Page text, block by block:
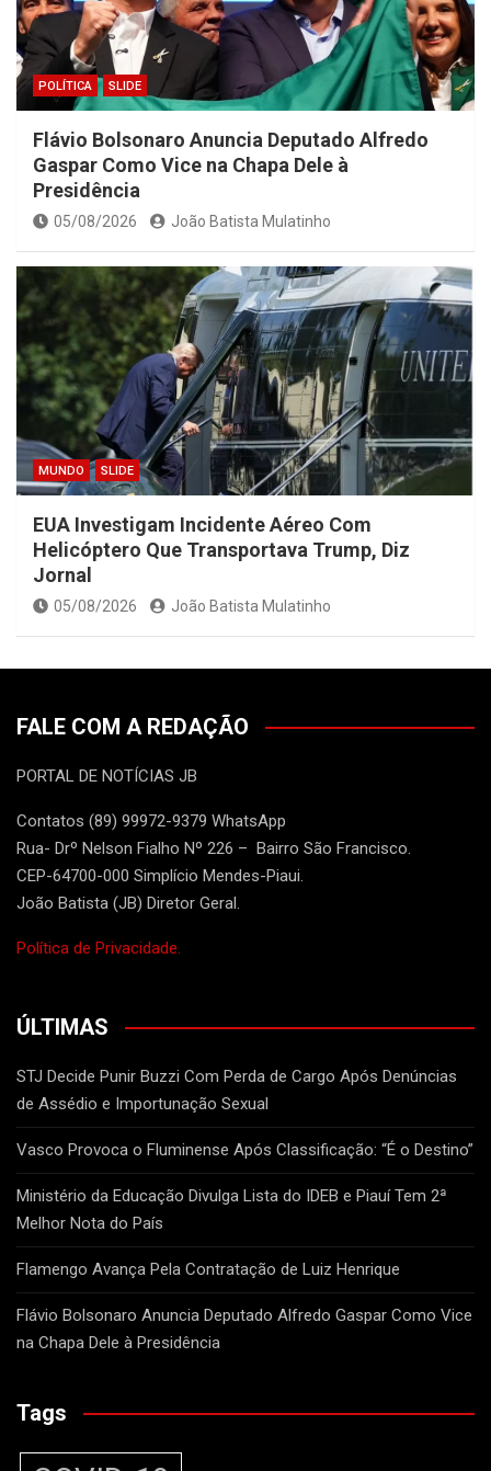
POLÍTICA SLIDE
Flávio Bolsonaro Anuncia Deputado Alfredo
Gaspar Como Vice na Chapa Dele à
Presidência
05/08/2026 João Batista Mulatinho
MUNDO SLIDE
EUA Investigam Incidente Aéreo Com
Helicóptero Que Transportava Trump, Diz
Jornal
05/08/2026 João Batista Mulatinho
FALE COM A REDAÇÃO
PORTAL DE NOTÍCIAS JB
Contatos (89) 99972-9379 WhatsApp
Rua- Drº Nelson Fialho Nº 226 – Bairro São Francisco.
CEP-64700-000 Simplício Mendes-Piaui.
João Batista (JB) Diretor Geral.
Política de Privacidade.
ÚLTIMAS
STJ Decide Punir Buzzi Com Perda de Cargo Após Denúncias
de Assédio e Importunação Sexual
Vasco Provoca o Fluminense Após Classificação: “É o Destino”
Ministério da Educação Divulga Lista do IDEB e Piauí Tem 2ª
Melhor Nota do País
Flamengo Avança Pela Contratação de Luiz Henrique
Flávio Bolsonaro Anuncia Deputado Alfredo Gaspar Como Vice
na Chapa Dele à Presidência
Tags